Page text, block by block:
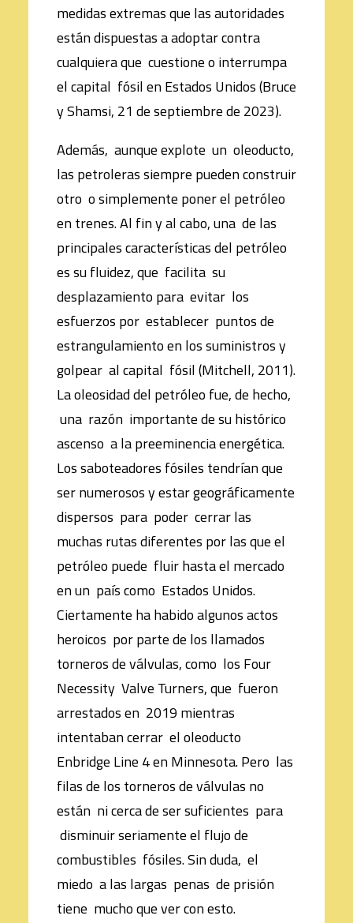
medidas extremas que las autoridades
están dispuestas a adoptar contra
cualquiera que cuestione o interrumpa
el capital fósil en Estados Unidos (Bruce
y Shamsi, 21 de septiembre de 2023).
Además, aunque explote un oleoducto,
las petroleras siempre pueden construir
otro o simplemente poner el petróleo
en trenes. Al fin y al cabo, una de las
principales características del petróleo
es su fluidez, que facilita su
desplazamiento para evitar los
esfuerzos por establecer puntos de
estrangulamiento en los suministros y
golpear al capital fósil (Mitchell, 2011).
La oleosidad del petróleo fue, de hecho,
una razón importante de su histórico
ascenso a la preeminencia energética.
Los saboteadores fósiles tendrían que
ser numerosos y estar geográficamente
dispersos para poder cerrar las
muchas rutas diferentes por las que el
petróleo puede fluir hasta el mercado
en un país como Estados Unidos.
Ciertamente ha habido algunos actos
heroicos por parte de los llamados
torneros de válvulas, como los Four
Necessity Valve Turners, que fueron
arrestados en 2019 mientras
intentaban cerrar el oleoducto
Enbridge Line 4 en Minnesota. Pero las
filas de los torneros de válvulas no
están ni cerca de ser suficientes para
disminuir seriamente el flujo de
combustibles fósiles. Sin duda, el
miedo a las largas penas de prisión
tiene mucho que ver con esto.